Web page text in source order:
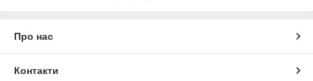
Про нас
Контакти